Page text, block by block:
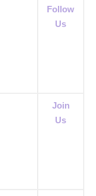
Follow
Us
Join
Us